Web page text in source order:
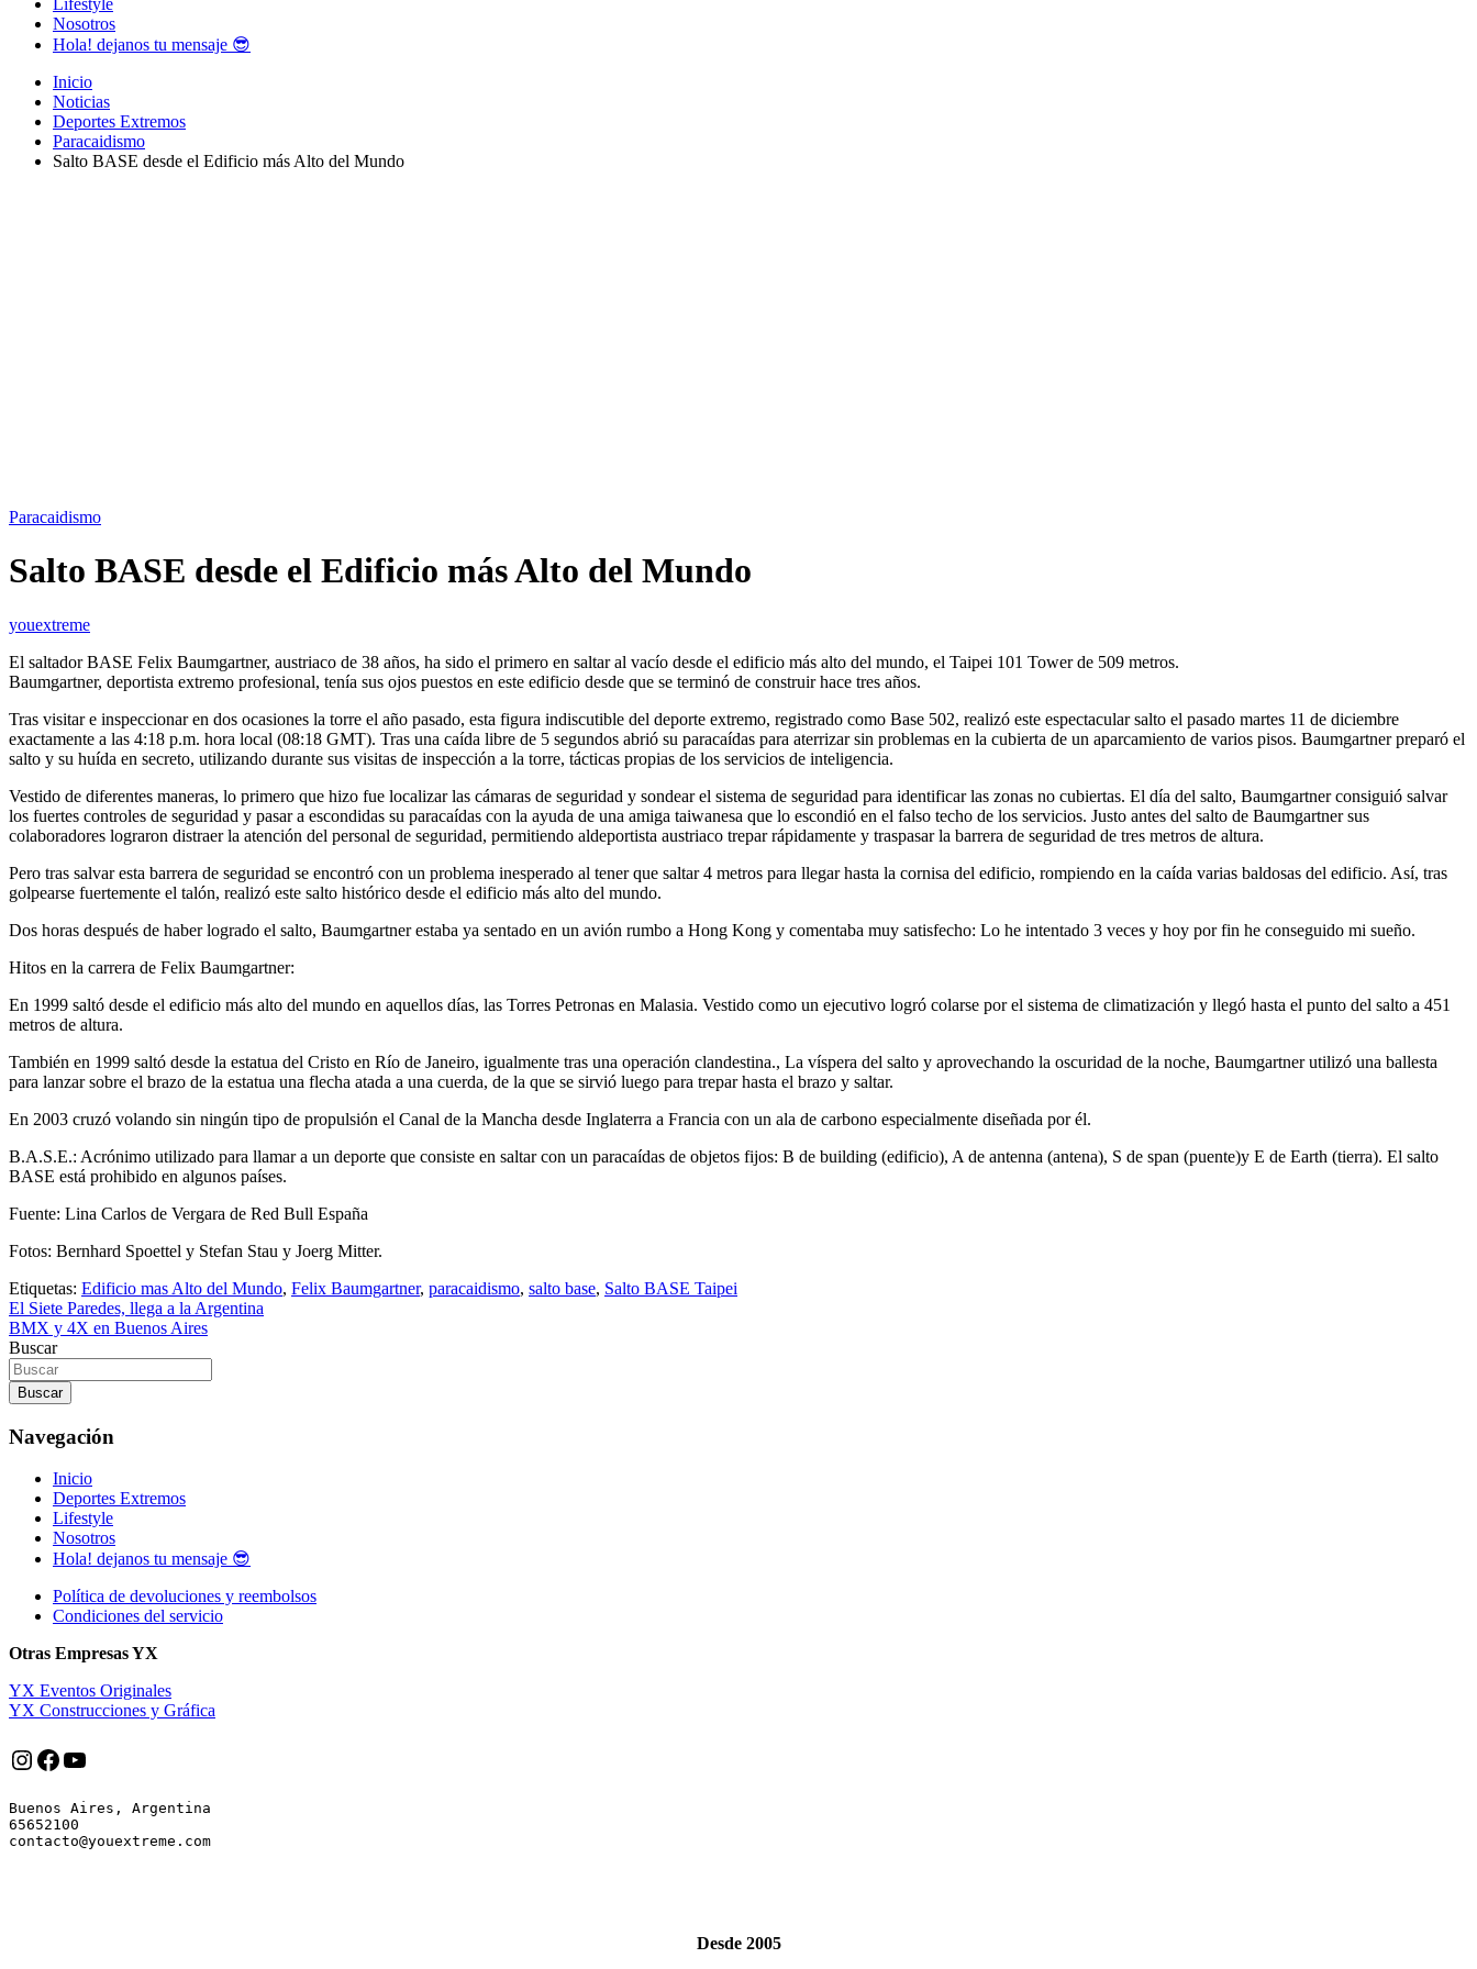
Lifestyle
Nosotros
Hola! dejanos tu mensaje 😎
Inicio
Noticias
Deportes Extremos
Paracaidismo
Salto BASE desde el Edificio más Alto del Mundo
Paracaidismo
Salto BASE desde el Edificio más Alto del Mundo
youextreme
El saltador BASE Felix Baumgartner, austriaco de 38 años, ha sido el primero en saltar al vacío desde el edificio más alto del mundo, el Taipei 101 Tower de 509 metros.
Baumgartner, deportista extremo profesional, tenía sus ojos puestos en este edificio desde que se terminó de construir hace tres años.
Tras visitar e inspeccionar en dos ocasiones la torre el año pasado, esta figura indiscutible del deporte extremo, registrado como Base 502, realizó este espectacular salto el pasado martes 11 de diciembre
exactamente a las 4:18 p.m. hora local (08:18 GMT). Tras una caída libre de 5 segundos abrió su paracaídas para aterrizar sin problemas en la cubierta de un aparcamiento de varios pisos. Baumgartner preparó el
salto y su huída en secreto, utilizando durante sus visitas de inspección a la torre, tácticas propias de los servicios de inteligencia.
Vestido de diferentes maneras, lo primero que hizo fue localizar las cámaras de seguridad y sondear el sistema de seguridad para identificar las zonas no cubiertas. El día del salto, Baumgartner consiguió salvar
los fuertes controles de seguridad y pasar a escondidas su paracaídas con la ayuda de una amiga taiwanesa que lo escondió en el falso techo de los servicios. Justo antes del salto de Baumgartner sus
colaboradores lograron distraer la atención del personal de seguridad, permitiendo aldeportista austriaco trepar rápidamente y traspasar la barrera de seguridad de tres metros de altura.
Pero tras salvar esta barrera de seguridad se encontró con un problema inesperado al tener que saltar 4 metros para llegar hasta la cornisa del edificio, rompiendo en la caída varias baldosas del edificio. Así, tras
golpearse fuertemente el talón, realizó este salto histórico desde el edificio más alto del mundo.
Dos horas después de haber logrado el salto, Baumgartner estaba ya sentado en un avión rumbo a Hong Kong y comentaba muy satisfecho: Lo he intentado 3 veces y hoy por fin he conseguido mi sueño.
Hitos en la carrera de Felix Baumgartner:
En 1999 saltó desde el edificio más alto del mundo en aquellos días, las Torres Petronas en Malasia. Vestido como un ejecutivo logró colarse por el sistema de climatización y llegó hasta el punto del salto a 451
metros de altura.
También en 1999 saltó desde la estatua del Cristo en Río de Janeiro, igualmente tras una operación clandestina., La víspera del salto y aprovechando la oscuridad de la noche, Baumgartner utilizó una ballesta
para lanzar sobre el brazo de la estatua una flecha atada a una cuerda, de la que se sirvió luego para trepar hasta el brazo y saltar.
En 2003 cruzó volando sin ningún tipo de propulsión el Canal de la Mancha desde Inglaterra a Francia con un ala de carbono especialmente diseñada por él.
B.A.S.E.: Acrónimo utilizado para llamar a un deporte que consiste en saltar con un paracaídas de objetos fijos: B de building (edificio), A de antenna (antena), S de span (puente)y E de Earth (tierra). El salto
BASE está prohibido en algunos países.
Fuente: Lina Carlos de Vergara de Red Bull España
Fotos: Bernhard Spoettel y Stefan Stau y Joerg Mitter.
Etiquetas: Edificio mas Alto del Mundo, Felix Baumgartner, paracaidismo, salto base, Salto BASE Taipei
Navegación
de
entradas
El Siete Paredes, llega a la Argentina
BMX y 4X en Buenos Aires
Buscar
Buscar
Navegación
Inicio
Deportes Extremos
Lifestyle
Nosotros
Hola! dejanos tu mensaje 😎
Política de devoluciones y reembolsos
Condiciones del servicio
Otras Empresas YX
YX Eventos Originales
YX Construcciones y Gráfica
Instagram
Facebook
YouTube
Buenos Aires, Argentina
65652100
Desde 2005